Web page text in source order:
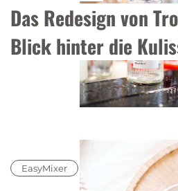
Das Redesign von
Blick hinter die
EasyMixer